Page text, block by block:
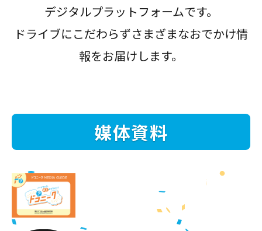
デジタルプラットフォームです。
ドライブにこだわらずさまざまなおでかけ情
報をお届けします。
媒体資料